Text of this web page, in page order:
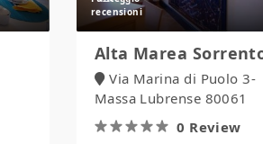
Alta Marea
Via Marina di Puolo 3-
Massa Lubrense 80061
0 Review